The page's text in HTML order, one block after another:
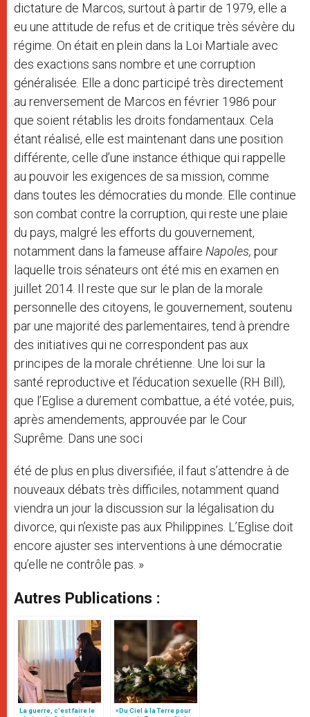
dictature de Marcos, surtout à partir de 1979, elle a
eu une attitude de refus et de critique très sévère du
régime. On était en plein dans la Loi Martiale avec
des exactions sans nombre et une corruption
généralisée. Elle a donc participé très directement
au renversement de Marcos en février 1986 pour
que soient rétablis les droits fondamentaux. Cela
étant réalisé, elle est maintenant dans une position
différente, celle d’une instance éthique qui rappelle
au pouvoir les exigences de sa mission, comme
dans toutes les démocraties du monde. Elle continue
son combat contre la corruption, qui reste une plaie
du pays, malgré les efforts du gouvernement,
notamment dans la fameuse affaire Napoles, pour
laquelle trois sénateurs ont été mis en examen en
juillet 2014. Il reste que sur le plan de la morale
personnelle des citoyens, le gouvernement, soutenu
par une majorité des parlementaires, tend à prendre
des initiatives qui ne correspondent pas aux
principes de la morale chrétienne. Une loi sur la
santé reproductive et l’éducation sexuelle (RH Bill),
que l’Eglise a durement combattue, a été votée, puis,
après amendements, approuvée par le Cour
Suprême. Dans une soci
été de plus en plus diversifiée, il faut s’attendre à de
nouveaux débats très difficiles, notamment quand
viendra un jour la discussion sur la légalisation du
divorce, qui n’existe pas aux Philippines. L’Eglise doit
encore ajuster ses interventions à une démocratie
qu’elle ne contrôle pas. »
Autres Publications :
La guerre, c’est faire le
«Du Ciel à la Terre pour